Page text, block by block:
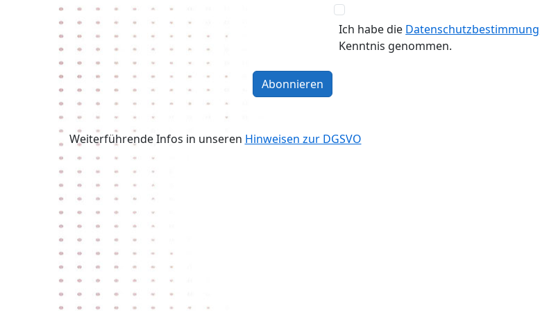
Ich habe die Datenschutzbestimmung
Kenntnis genommen.
Abonnieren
Weiterführende Infos in unseren Hinweisen zur DGSVO